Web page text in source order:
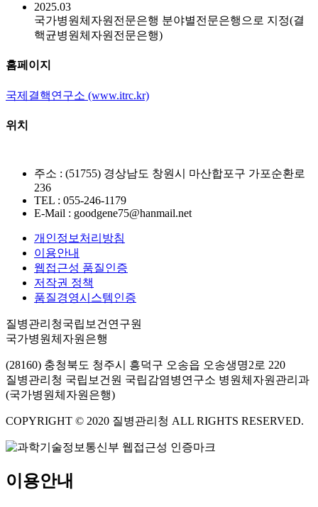
2025.03
국가병원체자원전문은행 분야별전문은행으로 지정(결
핵균병원체자원전문은행)
홈페이지
국제결핵연구소 (www.itrc.kr)
위치
주소 : (51755) 경상남도 창원시 마산합포구 가포순환로
236
TEL : 055-246-1179
E-Mail : goodgene75@hanmail.net
개인정보처리방침
이용안내
웹접근성 품질인증
저작권 정책
품질경영시스템인증
질병관리청국립보건연구원
국가병원체자원은행
(28160) 충청북도 청주시 흥덕구 오송읍 오송생명2로 220
질병관리청 국립보건원 국립감염병연구소 병원체자원관리과
(국가병원체자원은행)
COPYRIGHT © 2020 질병관리청 ALL RIGHTS RESERVED.
이용안내